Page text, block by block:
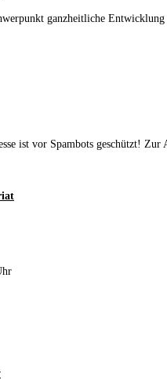
ganzheitliche Entwicklung
ist vor Spambots geschützt! Zur